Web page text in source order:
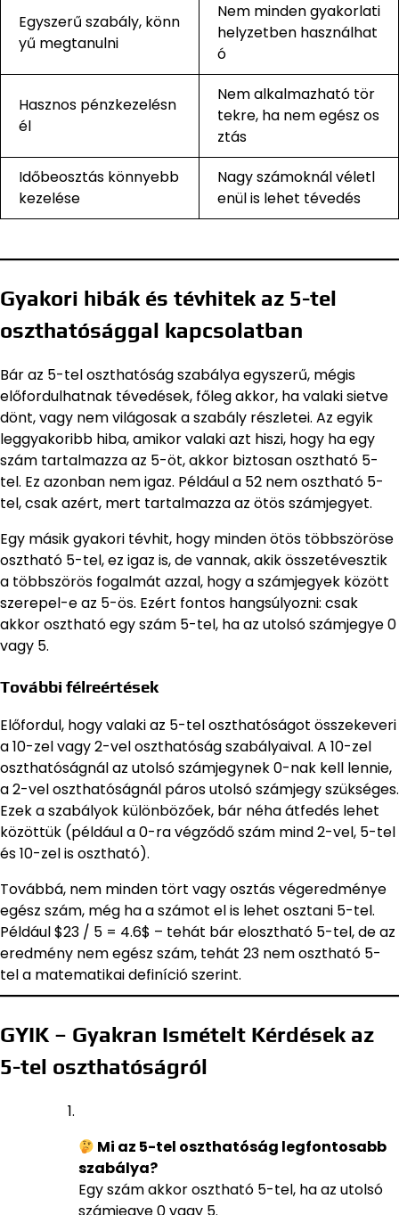
Egyszerű szabály, könn
yű megtanulni
Nem minden gyakorlati
helyzetben használhat
ó
Hasznos pénzkezelésn
él
Nem alkalmazható tör
tekre, ha nem egész os
ztás
Időbeosztás könnyebb
kezelése
Nagy számoknál véletl
enül is lehet tévedés
Gyakori hibák és tévhitek az 5-tel
oszthatósággal kapcsolatban
Bár az 5-tel oszthatóság szabálya egyszerű, mégis
előfordulhatnak tévedések, főleg akkor, ha valaki sietve
dönt, vagy nem világosak a szabály részletei. Az egyik
leggyakoribb hiba, amikor valaki azt hiszi, hogy ha egy
szám tartalmazza az 5-öt, akkor biztosan osztható 5-
tel. Ez azonban nem igaz. Például a 52 nem osztható 5-
tel, csak azért, mert tartalmazza az ötös számjegyet.
Egy másik gyakori tévhit, hogy minden ötös többszöröse
osztható 5-tel, ez igaz is, de vannak, akik összetévesztik
a többszörös fogalmát azzal, hogy a számjegyek között
szerepel-e az 5-ös. Ezért fontos hangsúlyozni: csak
akkor osztható egy szám 5-tel, ha az utolsó számjegye 0
vagy 5.
További félreértések
Előfordul, hogy valaki az 5-tel oszthatóságot összekeveri
a 10-zel vagy 2-vel oszthatóság szabályaival. A 10-zel
oszthatóságnál az utolsó számjegynek 0-nak kell lennie,
a 2-vel oszthatóságnál páros utolsó számjegy szükséges.
Ezek a szabályok különbözőek, bár néha átfedés lehet
közöttük (például a 0-ra végződő szám mind 2-vel, 5-tel
és 10-zel is osztható).
Továbbá, nem minden tört vagy osztás végeredménye
egész szám, még ha a számot el is lehet osztani 5-tel.
Például $23 / 5 = 4.6$ – tehát bár elosztható 5-tel, de az
eredmény nem egész szám, tehát 23 nem osztható 5-
tel a matematikai definíció szerint.
GYIK – Gyakran Ismételt Kérdések az
5-tel oszthatóságról
Mi az 5-tel oszthatóság legfontosabb
szabálya?
Egy szám akkor osztható 5-tel, ha az utolsó